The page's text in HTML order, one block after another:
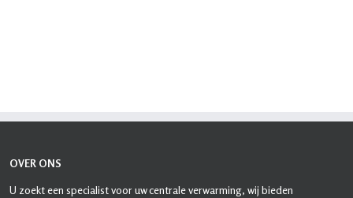
OVER ONS
U zoekt een specialist voor uw centrale verwarming, wij bieden